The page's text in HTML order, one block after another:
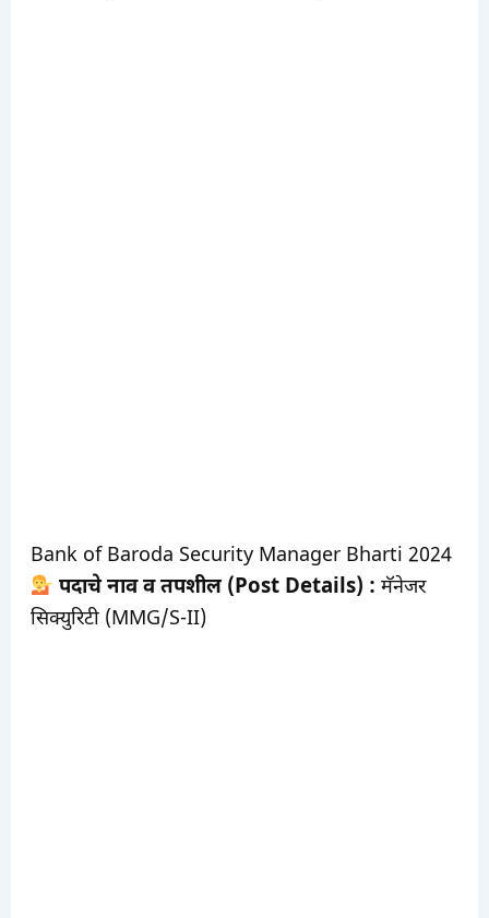
Bank of Baroda Security Manager Bharti 2024
पदाचे नाव व तपशील (Post Details) : मॅनेजर
सिक्युरिटी (MMG/S-II)